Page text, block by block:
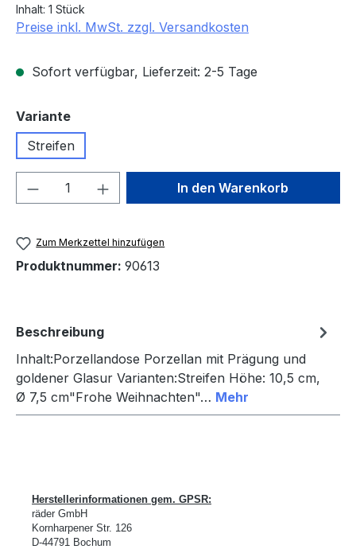
Inhalt: 1 Stück
Preise inkl. MwSt. zzgl. Versandkosten
Sofort verfügbar, Lieferzeit: 2-5 Tage
Varianteauswählen
Streifen
Produkt Anzahl: Gib denIn den Warenkorb
Zum Merkzettel hinzufügen
Produktnummer: 90613
Beschreibung
Inhalt:Porzellandose Porzellan mit Prägung und
goldener Glasur Varianten:Streifen Höhe: 10,5 cm,
Ø 7,5 cm"Frohe Weihnachten"… Mehr
Herstellerinformationen gem. GPSR:
räder GmbH
Kornharpener Str. 126
D-44791 Bochum